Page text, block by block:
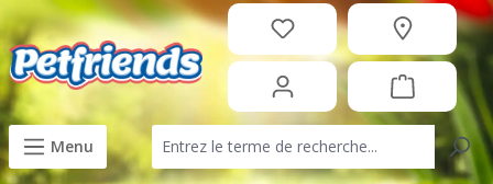
principal
Menu